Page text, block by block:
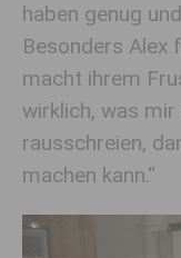
haben genug
Besonders Alex
macht ihrem
wirklich, was
rausschreien,
machen kann.“